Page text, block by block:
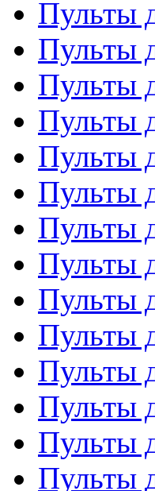
Пульты
Пульты
Пульты
Пульты
Пульты
Пульты
Пульты
Пульты
Пульты
Пульты
Пульты
Пульты
Пульты
Пульты